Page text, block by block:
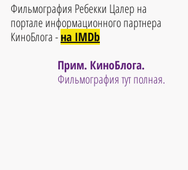
Фильмография Ребекки Цалер на
портале информационного партнера
КиноБлога - на IMDb
Прим. КиноБлога.
Фильмография тут полная.